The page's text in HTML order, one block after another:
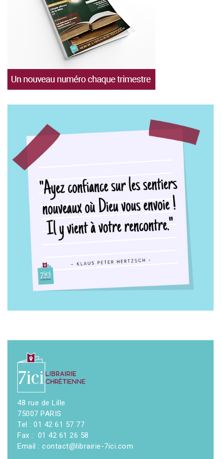
48 rue de Lille
75007 PARIS
Tel : 01 42 61 57 77
Fax : 01 42 61 26 58
Email : contact@librairie-7ici.com